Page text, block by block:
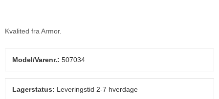
Kvalited fra Armor.
Model/Varenr.: 507034
Lagerstatus: Leveringstid 2-7 hverdage